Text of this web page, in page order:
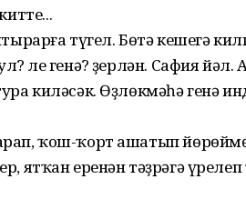
түгел. Бөтә кешегә
Әле генә? Әҙерлән. Сафия йәл.
киләсәк. Өҙлөкмәһә генә
ҡош-ҡорт ашатып
ятҡан еренән тәҙрәгә